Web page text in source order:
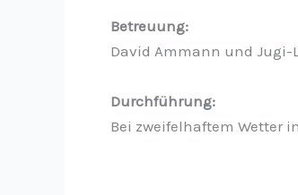
Betreuung:
David Ammann und Jugi-
Durchführung:
Bei zweifelhaftem Wetter